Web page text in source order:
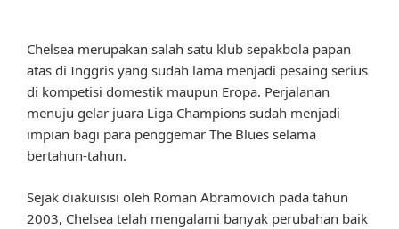
Chelsea merupakan salah satu klub sepakbola papan
atas di Inggris yang sudah lama menjadi pesaing serius
di kompetisi domestik maupun Eropa. Perjalanan
menuju gelar juara Liga Champions sudah menjadi
impian bagi para penggemar The Blues selama
bertahun-tahun.
Sejak diakuisisi oleh Roman Abramovich pada tahun
2003, Chelsea telah mengalami banyak perubahan baik